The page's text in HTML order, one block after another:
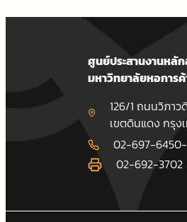
ศูนย์ประสานงานหลั
มหาวิทยาลัยหอการค้
126/1 ถนนวิภา
เขตดินแดง กรุ
02-697-6450-
02-692-3702